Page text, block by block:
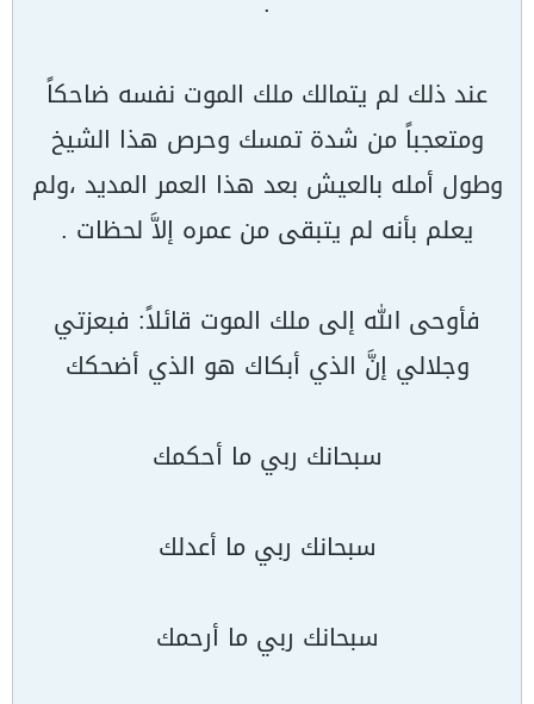
عند ذلك لم يتمالك ملك الموت نفسه ضاحكاً
ومتعجباً من شدة تمسك وحرص هذا الشيخ
وطول أمله بالعيش بعد هذا العمر المديد ،ولم
يعلم بأنه لم يتبقى من عمره إلاَّ لحظات .
فأوحى الله إلى ملك الموت قائلاً: فبعزتي
وجلالي إنَّ الذي أبكاك هو الذي أضحكك
سبحانك ربي ما أحكمك
سبحانك ربي ما أعدلك
سبحانك ربي ما أرحمك